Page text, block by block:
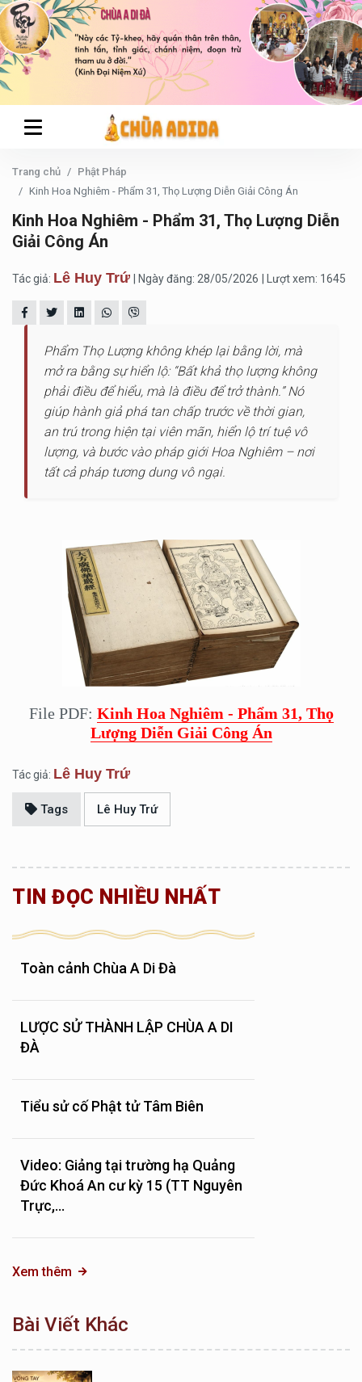
Trang chủ
Phật Pháp
Kinh Hoa Nghiêm - Phẩm 31, Thọ Lượng Diễn Giải Công Án
Kinh Hoa Nghiêm - Phẩm 31, Thọ Lượng Diễn
Giải Công Án
Tác giả: Lê Huy Trứ | Ngày đăng: 28/05/2026 | Lượt xem: 1645
Phẩm Thọ Lượng không khép lại bằng lời, mà
mở ra bằng sự hiển lộ: “Bất khả thọ lượng không
phải điều để hiểu, mà là điều để trở thành.” Nó
giúp hành giả phá tan chấp trước về thời gian,
an trú trong hiện tại viên mãn, hiển lộ trí tuệ vô
lượng, và bước vào pháp giới Hoa Nghiêm – nơi
tất cả pháp tương dung vô ngại.
File PDF: Kinh Hoa Nghiêm - Phẩm 31, Thọ
Lượng Diễn Giải Công Án
Tác giả: Lê Huy Trứ
Tags Lê Huy Trứ
TIN ĐỌC NHIỀU NHẤT
Toàn cảnh Chùa A Di Đà
LƯỢC SỬ THÀNH LẬP CHÙA A DI
ĐÀ
Tiểu sử cố Phật tử Tâm Biên
Video: Giảng tại trường hạ Quảng
Đức Khoá An cư kỳ 15 (TT Nguyên
Trực,...
Xem thêm
Bài Viết Khác